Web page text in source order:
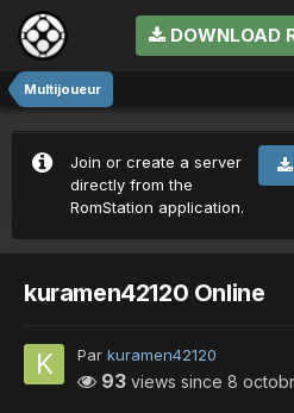
DOWNLOAD
Multijoueur
Join or create a server
directly from the
RomStation application.
kuramen42120 Online
Par kuramen42120
93 views since 8